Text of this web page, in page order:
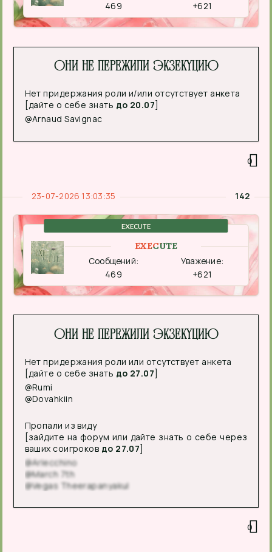
469
+621
Они не пережили экзекуцию
Нет придержания роли и/или отсутствует анкета
[дайте о себе знать до 20.07]
@Arnaud Savignac
0
142
23-07-2026 13:03:35
EXECUTE
EXECUTE
Сообщений:
469
Уважение:
+621
Они не пережили экзекуцию
Нет придержания роли или отсутствует анкета
[дайте о себе знать до 27.07]
@Rumi
@Dovahkiin
Пропали из виду
[зайдите на форум или дайте знать о себе через
ваших соигроков до 27.07]
@Arlecchino
@March 7th
@Vegas Theerapanyakul
0